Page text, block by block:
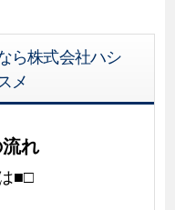
ら株式会社ハシ
メ
れ
■□